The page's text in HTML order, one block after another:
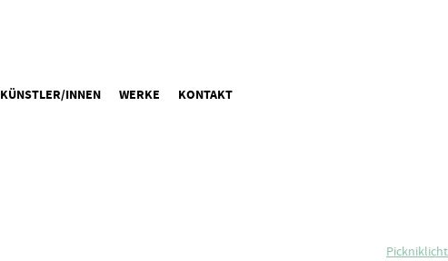
KÜNSTLER/INNEN WERKE KONTAKT
Pickniklicht